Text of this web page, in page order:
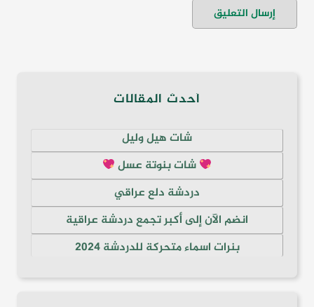
أحدث المقالات
شات هيل وليل
شات بنوتة عسل
دردشة دلع عراقي
انضم الآن إلى أكبر تجمع دردشة عراقية
بنرات اسماء متحركة للدردشة 2024